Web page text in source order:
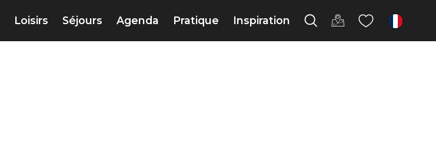
Loisirs Séjours Agenda Pratique Inspiration fr